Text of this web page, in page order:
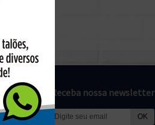
Receba nossa newsletter